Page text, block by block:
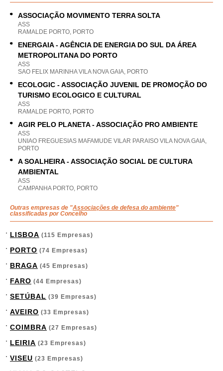
ASSOCIAÇÃO MOVIMENTO TERRA SOLTA
ASS
RAMALDE PORTO, PORTO
ENERGAIA - AGÊNCIA DE ENERGIA DO SUL DA ÁREA
METROPOLITANA DO PORTO
ASS
SAO FELIX MARINHA VILA NOVA GAIA, PORTO
ECOLOGIC - ASSOCIAÇÃO JUVENIL DE PROMOÇÃO DO
TURISMO ECOLOGICO E CULTURAL
ASS
RAMALDE PORTO, PORTO
AGIR PELO PLANETA - ASSOCIAÇÃO PRO AMBIENTE
ASS
UNIAO FREGUESIAS MAFAMUDE VILAR PARAISO VILA NOVA GAIA,
PORTO
A SOALHEIRA - ASSOCIAÇÃO SOCIAL DE CULTURA
AMBIENTAL
ASS
CAMPANHA PORTO, PORTO
Outras empresas de "Associações de defesa do ambiente"
classificadas por Concelho
LISBOA (115 Empresas)
PORTO (74 Empresas)
BRAGA (45 Empresas)
FARO (44 Empresas)
SETÚBAL (39 Empresas)
AVEIRO (33 Empresas)
COIMBRA (27 Empresas)
LEIRIA (23 Empresas)
VISEU (23 Empresas)